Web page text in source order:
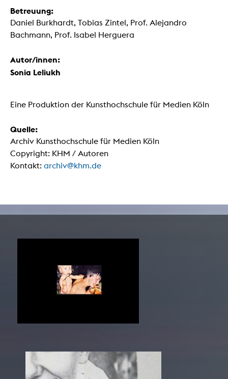
Betreuung:
Daniel Burkhardt, Tobias Zintel, Prof. Alejandro
Bachmann, Prof. Isabel Herguera
Autor/innen:
Sonia Leliukh
Eine Produktion der Kunsthochschule für Medien Köln
Quelle:
Archiv Kunsthochschule für Medien Köln
Copyright: KHM / Autoren
Kontakt: archiv@khm.de